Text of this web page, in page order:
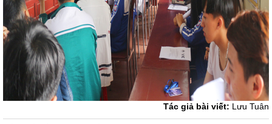
Tác giả bài viết: Lưu Tuân